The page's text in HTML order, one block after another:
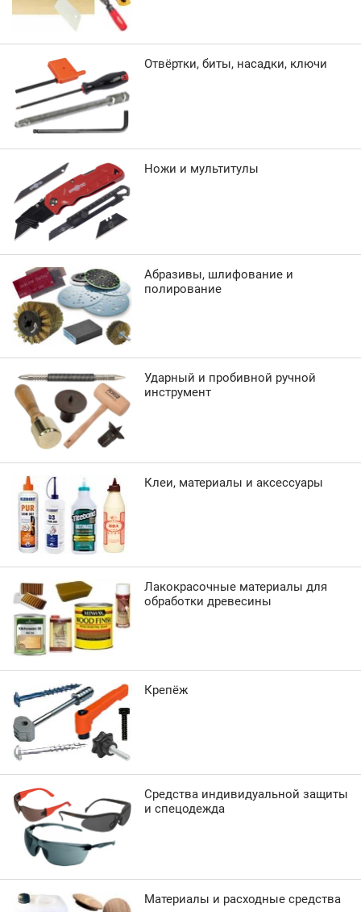
Отвёртки, биты, насадки, ключи
Ножи и мультитулы
Абразивы, шлифование и
полирование
Ударный и пробивной ручной
инструмент
Клеи, материалы и аксессуары
Лакокрасочные материалы для
обработки древесины
Крепёж
Средства индивидуальной защиты
и спецодежда
Материалы и расходные средства